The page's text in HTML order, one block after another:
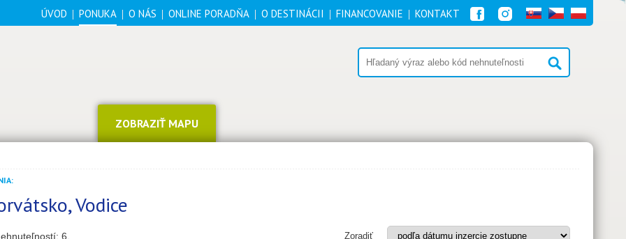
ÚVOD PONUKA O NÁS ONLINE PORADŇA O DESTINÁCII FINANCOVANIE KONTAKT
ZOBRAZIŤ MAPU
Vodice
6 Zoradiť